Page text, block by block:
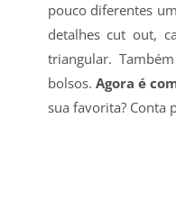
pouco diferentes
detalhes cut out,
triangular.
bolsos. Agora é
sua favorita? Conta